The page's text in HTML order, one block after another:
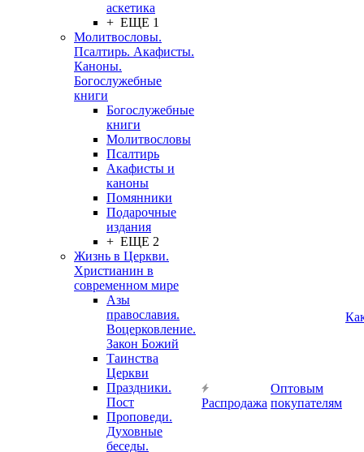
аскетика
+ ЕЩЕ 1
Молитвословы.
Псалтирь. Акафисты.
Каноны.
Богослужебные
книги
Богослужебные
книги
Молитвословы
Псалтирь
Акафисты и
каноны
Помянники
Подарочные
издания
+ ЕЩЕ 2
Жизнь в Церкви.
Христианин в
современном мире
Азы
православия.
Воцерковление.
Закон Божий
Таинства
Церкви
Праздники.
Пост
Проповеди.
Духовные
беседы.
Распродажа
Оптовым
покупателям